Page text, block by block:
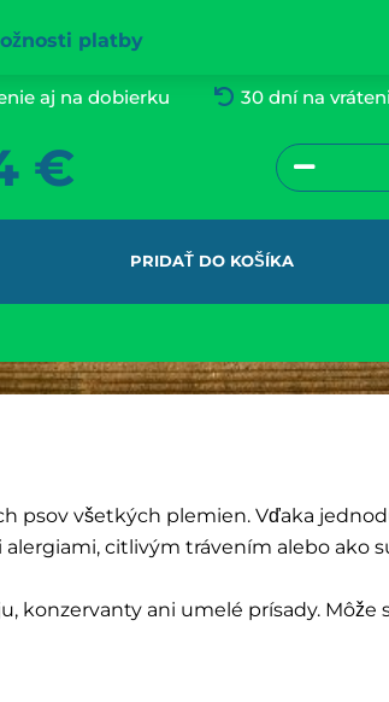
platby
aj na dobierku 30 dní na
€
PRIDAŤ DO KOŠÍKA
psov všetkých plemien. Vďaka
citlivým trávením alebo ako
konzervanty ani umelé prísady. Môže